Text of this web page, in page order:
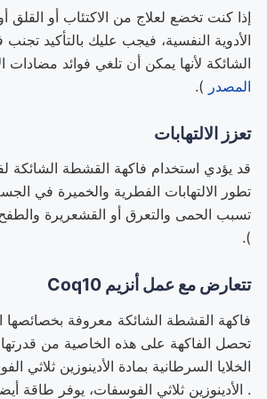
إذا كنت تخضع لعلاج من الاكتئاب أو القلق
الأدوية النفسية، فيجب عليك بالتأكيد
الشائكة لأنها يمكن أن تلغي فوائد مضادات
المصدر ).
تعزز الالتهابات
قد يؤدي استخدام فاكهة القشطة الشائكة
تطور الالتهابات الفطرية والخميرة في
تسبب الحمى والتعرق أو القشعريرة
).
تتعارض مع عمل أنزيم Coq10
فاكهة القشطة الشائكة معروفة
تحصل الفاكهة على هذه الخاصية من قدرتها
الخلايا السرطانية بمادة الأدينوزين ثلاثي
. الأدينوزين ثلاثي الفوسفات، يوفر طاقة